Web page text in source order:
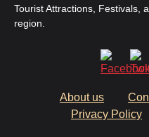
Tourist Attractions, Festivals,
region.
About us
Privacy Policy